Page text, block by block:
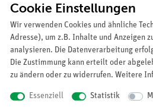
Service
Übersicht Service
Beratung & Showroom
Cookie Einstellungen
Wir verwenden Cookies und ähnliche
Adresse), um z.B. Inhalte und Anzeigen
analysieren. Die Datenverarbeitung
Die Zustimmung kann erteilt oder
zu ändern oder zu widerrufen. Weitere
Essenziell Statistik